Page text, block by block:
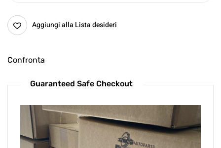
Aggiungi alla Lista desideri
Confronta
Guaranteed Safe Checkout